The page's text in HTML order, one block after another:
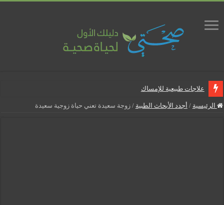
علاجات طبيعية للإمساك
ماذا يجب أن تحتوي صيدلية المنزلالرئيسية / أجدد الأبحاث الطبية / زوجة سعيدة تعني حياة زوجية سعيدة